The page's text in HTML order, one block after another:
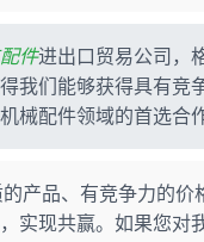
件进出口贸易公司，
我们能够获得具有竞
械配件领域的首选合
产品、有竞争力的
实现共赢。如果您对